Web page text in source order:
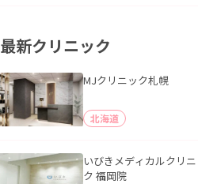
最新クリニック
MJクリニック札幌
北海道
いびきメディカルクリニ
ク 福岡院